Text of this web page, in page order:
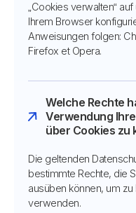
„Cookies verwalten“
Ihrem Browser
Anweisungen folgen:
Firefox et Opera.
Welche Rechte
Verwendung
über Cookies zu
Die geltenden
bestimmte Rechte, die
ausüben können, um
verwenden.